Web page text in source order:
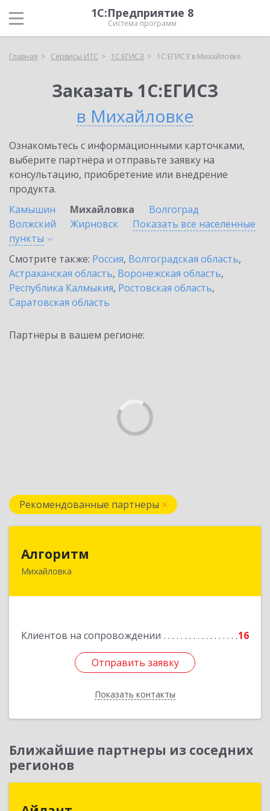
1С:Предприятие 8
Система программ
Главная Сервисы ИТС 1С:ЕГИСЗ 1С:ЕГИСЗ в Михайловке
Заказать 1С:ЕГИСЗ
в Михайловке
Ознакомьтесь с информационными карточками,
выберите партнёра и отправьте заявку на
консультацию, приобретение или внедрение
продукта.
Камышин
Михайловка
Волгоград
Волжский
Жирновск
Показать все населенные
пункты
Смотрите также: Россия, Волгоградская область,
Астраханская область, Воронежская область,
Республика Калмыкия, Ростовская область,
Саратовская область
Партнеры в вашем регионе:
Рекомендованные партнеры
Алгоритм
Михайловка
Клиентов на сопровождении 16
Отправить заявку
Показать контакты
Отправить заявку
Назад
Ближайшие партнеры из соседних
регионов